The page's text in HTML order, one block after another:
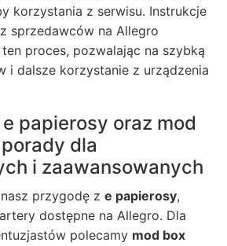
korzystania z serwisu. Instrukcje
sprzedawców na Allegro
proces, pozwalając na szybką
i dalsze korzystanie z urządzenia
papierosy oraz mod
dla
i zaawansowanych
przygodę z e papierosy,
dostępne na Allegro. Dla
polecamy mod box